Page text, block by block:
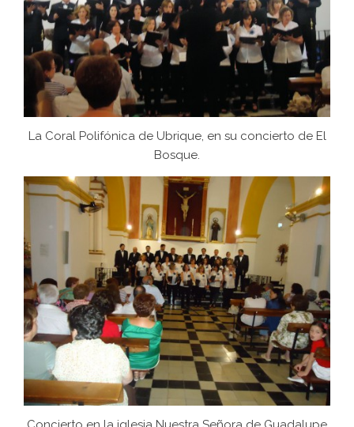
La Coral Polifónica de Ubrique, en su concierto de El
Bosque.